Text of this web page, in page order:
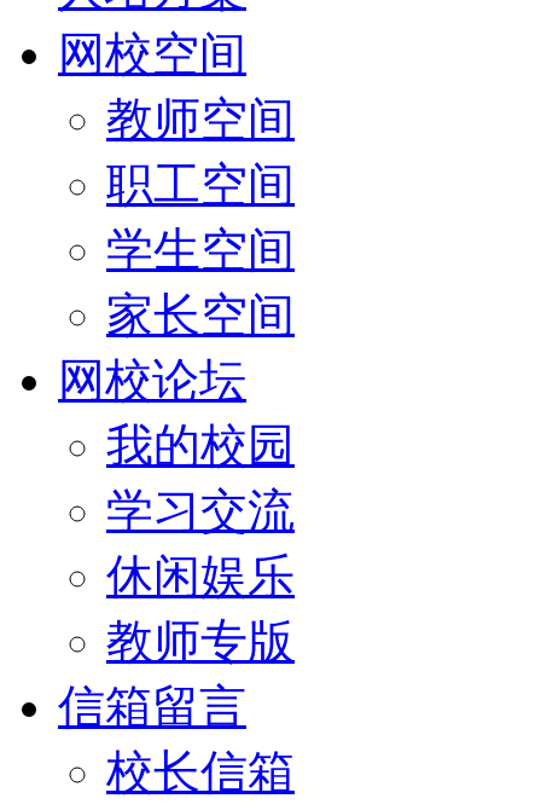
网校空间
教师空间
职工空间
学生空间
家长空间
网校论坛
我的校园
学习交流
休闲娱乐
教师专版
信箱留言
校长信箱